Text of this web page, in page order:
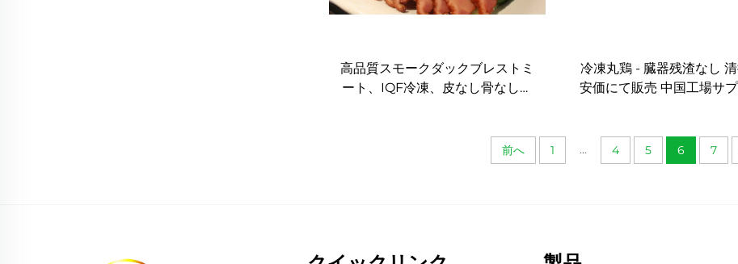
高品質スモークダックブレストミ
ート、IQF冷凍、皮なし骨なし、
冷凍丸鶏 - 臓器残渣なし
安価にて販売 中国工場サプ
前へ 1 ... 4 5 6 7